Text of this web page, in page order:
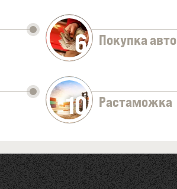
6 Покупка авто
10 Растаможка